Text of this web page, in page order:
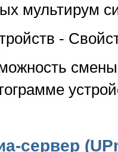
мультирум
-
сервер